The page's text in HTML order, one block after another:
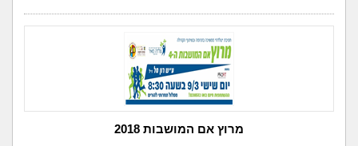
מרוץ אם המושבות 2018